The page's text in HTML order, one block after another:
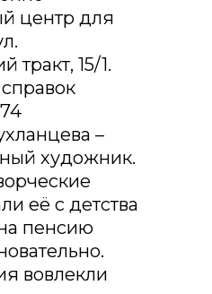
центр для
тракт, 15/1.
–
художник.
её с детства
пенсию
вовлекли